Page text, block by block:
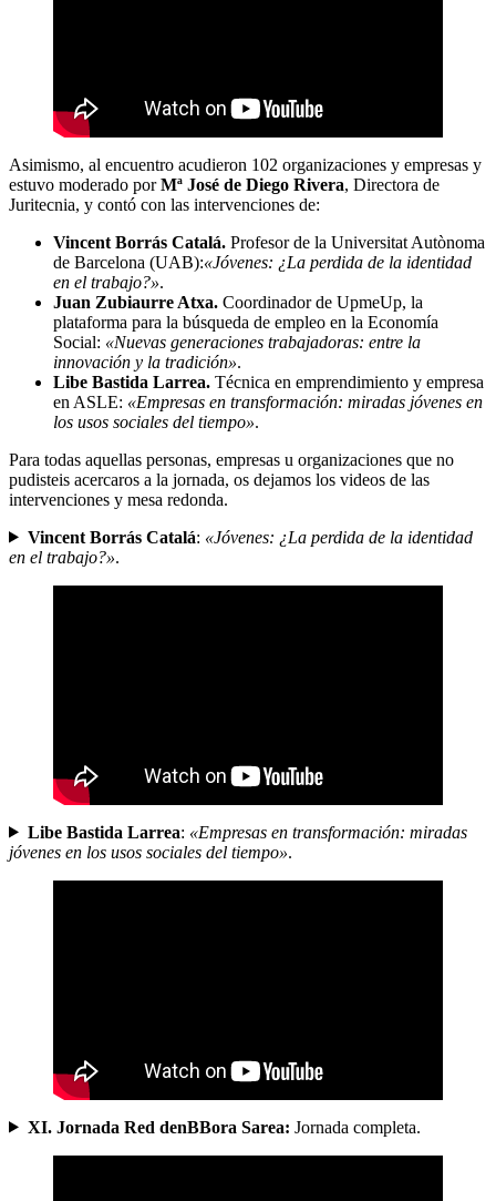
Asimismo, al encuentro acudieron 102 organizaciones y empresas y
estuvo moderado porMª José de Diego Rivera, Directora de
Juritecnia, y contó con las intervenciones de:
Vincent Borrás Catalá. Profesor de la Universitat Autònoma
de Barcelona (UAB):«Jóvenes: ¿La perdida de la identidad
en el trabajo?».
Juan Zubiaurre Atxa. Coordinador de UpmeUp, la
plataforma para la búsqueda de empleo en la Economía
Social: «Nuevas generaciones trabajadoras: entre la
innovación y la tradición».
Libe Bastida Larrea. Técnica en emprendimiento y empresa
en ASLE: «Empresas en transformación: miradas jóvenes en
los usos sociales del tiempo».
Para todas aquellas personas, empresas u organizaciones que no
pudisteis acercaros a la jornada, os dejamos los videos de las
intervenciones y mesa redonda.
Vincent Borrás Catalá: «Jóvenes: ¿La perdida de la identidad
en el trabajo?».
Libe Bastida Larrea: «Empresas en transformación: miradas
jóvenes en los usos sociales del tiempo».
XI. Jornada Red denBBora Sarea: Jornada completa.